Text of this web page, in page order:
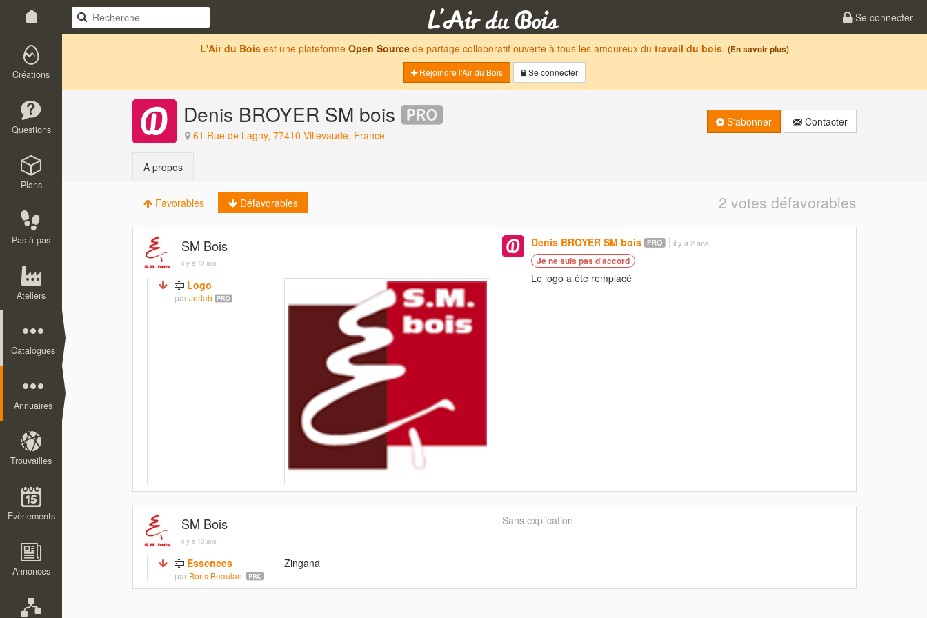
Se connecter
Créations
Questions
Plans
Pas à pas
Ateliers
Catalogues
Annuaires
Trouvailles
Evènements
Annonces
L'Air du Bois est une plateforme Open Source de partage collaboratif ouverte à tous les amoureux du travail du bois. (En savoir plus)
Rejoindre l'Air du Bois
Se connecter
Denis BROYER SM bois
61 Rue de Lagny, 77410 Villevaudé, France
S'abonner Contacter
A propos
Favorables Défavorables 2 votes défavorables
SM Bois
il y a 10 ans
Logo
parJerlab
Denis BROYER SM bois il y a 2 ans
Je ne suis pas d'accord
Le logo a été remplacé
SM Bois
il y a 10 ans
Essences
par Boris Beaulant
Zingana
Sans explication